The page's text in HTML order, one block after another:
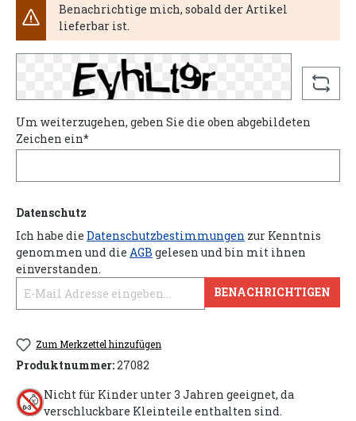
Benachrichtige mich, sobald der Artikel
lieferbar ist.
Um weiterzugehen, geben Sie die oben abgebildeten
Zeichen ein*
Datenschutz
Ich habe die Datenschutzbestimmungen zur Kenntnis
genommen und die AGB gelesen und bin mit ihnen
einverstanden.
BENACHRICHTIGEN
Zum Merkzettel hinzufügen
Produktnummer:27082
Nicht für Kinder unter 3 Jahren geeignet, da
verschluckbare Kleinteile enthalten sind.